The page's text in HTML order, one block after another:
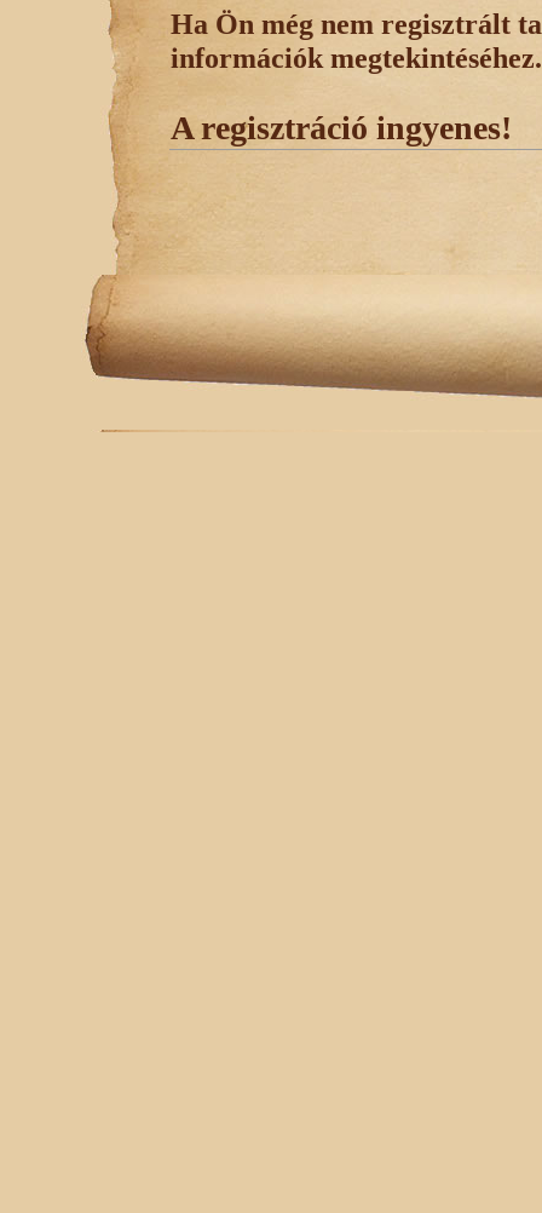
Ha Ön még nem regisztrált
információk megtekintéséhez.
A regisztráció ingyenes!